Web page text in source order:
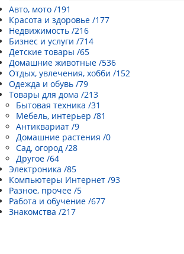
Каталог сайтов
| Регистрация |
Авто, мото /191
Красота и здоровье /177
Недвижимость /216
Бизнес и услуги /714
Детские товары /65
Домашние животные /536
Отдых, увлечения, хобби /152
Одежда и обувь /79
Товары для дома /213
Бытовая техника /31
Мебель, интерьер /81
Антиквариат /9
Домашние растения /0
Сад, огород /28
Другое /64
Электроника /85
Компьютеры Интернет /93
Разное, прочее /5
Работа и обучение /677
Знакомства /217